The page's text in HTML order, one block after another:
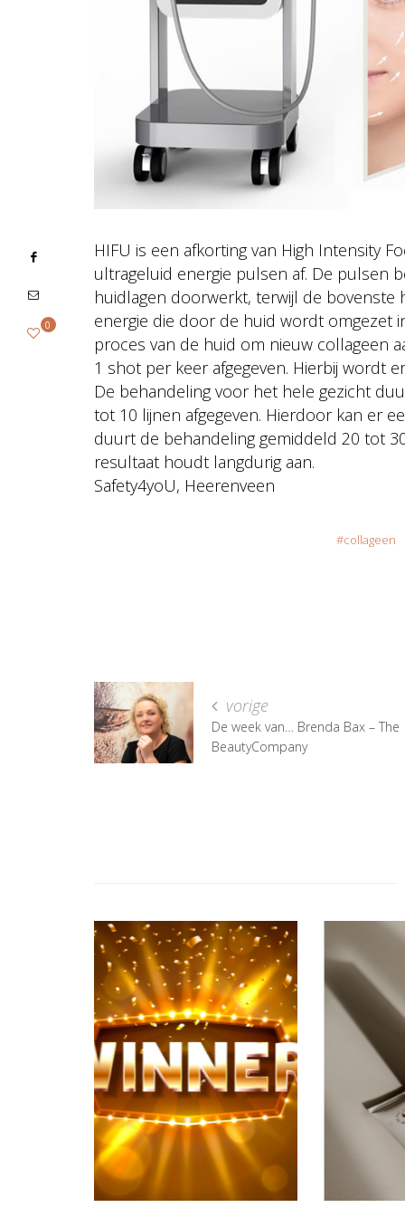
HIFU is een afkorting van High Intensity
ultrageluid energie pulsen af. De pulsen
huidlagen doorwerkt, terwijl de bovenste
energie die door de huid wordt omgezet
proces van de huid om nieuw collageen
1 shot per keer afgegeven. Hierbij wordt
De behandeling voor het hele gezicht
tot 10 lijnen afgegeven. Hierdoor kan er
duurt de behandeling gemiddeld 20 tot
resultaat houdt langdurig aan.
Safety4yoU, Heerenveen
0
collageen
vorige
De week van… Brenda Bax – The
BeautyCompany